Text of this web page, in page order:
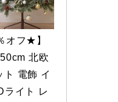
オフ★】
北欧
ト 電飾 イ
ライト レ